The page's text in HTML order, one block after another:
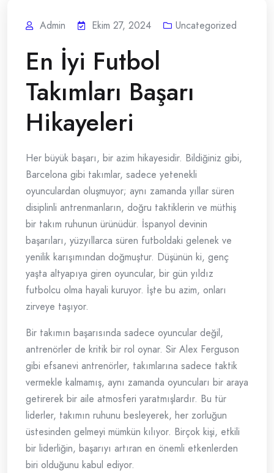
Admin Ekim 27, 2024 Uncategorized
En İyi Futbol
Takımları Başarı
Hikayeleri
Her büyük başarı, bir azim hikayesidir. Bildiğiniz gibi,
Barcelona gibi takımlar, sadece yetenekli
oyunculardan oluşmuyor; aynı zamanda yıllar süren
disiplinli antrenmanların, doğru taktiklerin ve müthiş
bir takım ruhunun ürünüdür. İspanyol devinin
başarıları, yüzyıllarca süren futboldaki gelenek ve
yenilik karışımından doğmuştur. Düşünün ki, genç
yaşta altyapıya giren oyuncular, bir gün yıldız
futbolcu olma hayali kuruyor. İşte bu azim, onları
zirveye taşıyor.
Bir takımın başarısında sadece oyuncular değil,
antrenörler de kritik bir rol oynar. Sir Alex Ferguson
gibi efsanevi antrenörler, takımlarına sadece taktik
vermekle kalmamış, aynı zamanda oyuncuları bir araya
getirerek bir aile atmosferi yaratmışlardır. Bu tür
liderler, takımın ruhunu besleyerek, her zorluğun
üstesinden gelmeyi mümkün kılıyor. Birçok kişi, etkili
bir liderliğin, başarıyı artıran en önemli etkenlerden
biri olduğunu kabul ediyor.